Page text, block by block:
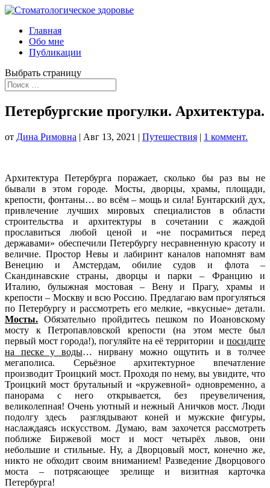
Главная
Обо мне
Публикации
Выбрать страницу
Петербургские прогулки. Архитектура.
от Дина Римовна | Авг 13, 2021 | Путешествия | 1 коммент.
Архитектура Петербурга поражает, сколько бы раз вы не
бывали в этом городе. Мосты, дворцы, храмы, площади,
крепости, фонтаны… во всём – мощь и сила! Бунтарский дух,
привлечение лучших мировых специалистов в области
строительства и архитектуры в сочетании с жаждой
прославиться любой ценой и «не посрамиться перед
державами» обеспечили Петербургу несравненную красоту и
величие. Простор Невы и лабиринт каналов напомнят вам
Венецию и Амстердам, обилие судов и флота –
Скандинавские страны, дворцы и парки – Францию и
Италию, булыжная мостовая – Вену и Прагу, храмы и
крепости – Москву и всю Россию. Предлагаю вам прогуляться
по Петербургу и рассмотреть его мелкие, «вкусные» детали.
Мосты. Обязательно пройдитесь пешком по Иоановскому
мосту к Петропавловской крепости (на этом месте был
первый мост города!), погуляйте на её территории и посидите
на песке у воды… нирвану можно ощутить и в толчее
мегаполиса. Серьёзное архитектурное впечатление
производит Троицкий мост. Проходя по нему, вы увидите, что
Троицкий мост брутальный и «кружевной» одновременно, а
панорама с него открывается, без преувеличения,
великолепная! Очень уютный и нежный Аничков мост. Люди
подолгу здесь разглядывают коней и мужские фигуры,
наслаждаясь искусством. Думаю, вам захочется рассмотреть
поближе Биржевой мост и мост четырёх львов, они
небольшие и стильные. Ну, а Дворцовый мост, конечно же,
никто не обходит своим вниманием! Разведение Дворцового
моста – потрясающее зрелище и визитная карточка
Петербурга!